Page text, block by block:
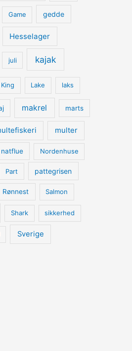
Game gedde
Hesselager
juli kajak
King Lake laks
makrel marts
multer
natflue Nordenhuse
Part pattegrisen
Rønnest Salmon
Shark sikkerhed
Sverige